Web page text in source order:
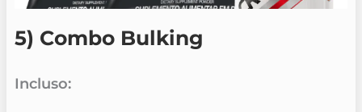
5) Combo Bulking
Incluso: